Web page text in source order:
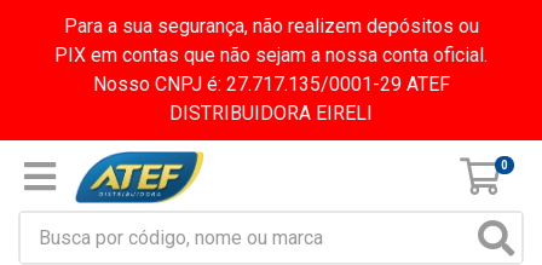
Para a sua segurança, não realizem depósitos ou
PIX em contas que não sejam a nossa conta oficial.
Nosso CNPJ é: 27.717.135/0001-29 ATEF
DISTRIBUIDORA EIRELI
0